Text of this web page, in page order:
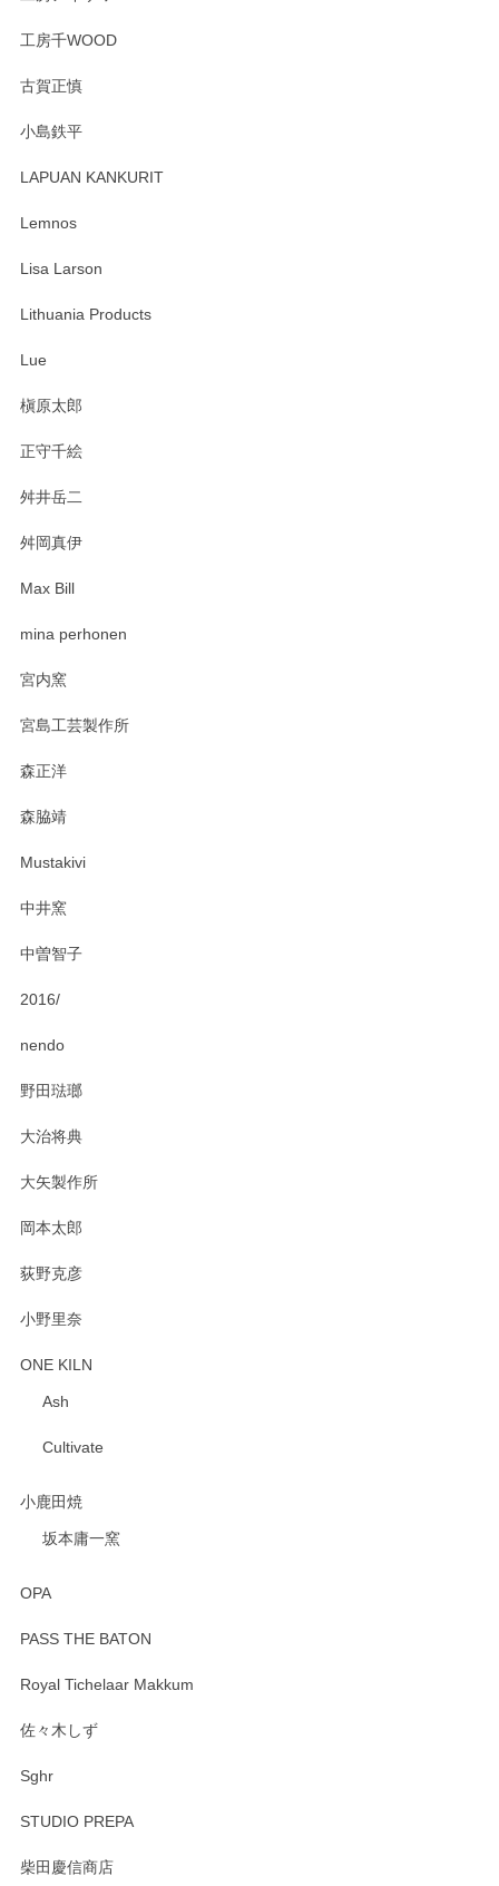
す。 素敵な湯呑みでとても気に入りました。 発送も早く、
たm(_)m
います。無事に届いたようで安心いたしまし
おかけしました。 ありがとうございます。
工房千WOOD
古賀正慎
小島鉄平
LAPUAN KANKURIT
Lemnos
Lisa Larson
Lithuania Products
Lue
槇原太郎
正守千絵
舛井岳二
舛岡真伊
Max Bill
mina perhonen
宮内窯
宮島工芸製作所
森正洋
森脇靖
Mustakivi
中井窯
中曽智子
2016/
nendo
野田琺瑯
大治将典
大矢製作所
岡本太郎
荻野克彦
小野里奈
ONE KILN
Ash
Cultivate
小鹿田焼
坂本庸一窯
OPA
PASS THE BATON
Royal Tichelaar Makkum
佐々木しず
Sghr
STUDIO PREPA
柴田慶信商店